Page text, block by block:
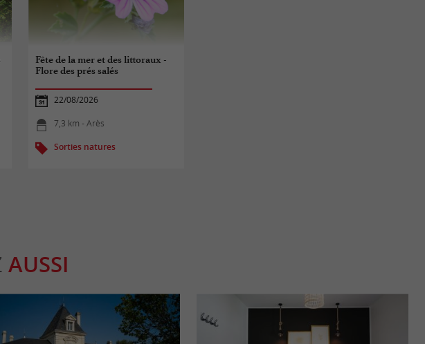
Fête de la mer et des littoraux -
Flore des prés salés
22/08/2026
7,3 km - Arès
Sorties natures
AUSSI